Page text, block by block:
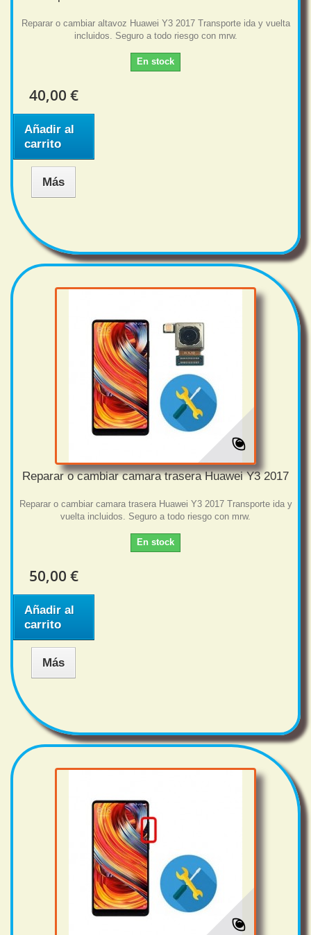
Reparar o cambiar altavoz Huawei Y3 2017 Transporte ida y vuelta
incluidos. Seguro a todo riesgo con mrw.
En stock
40,00 €
Añadir al
carrito
Más
Reparar o cambiar camara trasera Huawei Y3 2017
Reparar o cambiar camara trasera Huawei Y3 2017 Transporte ida y
vuelta incluidos. Seguro a todo riesgo con mrw.
En stock
50,00 €
Añadir al
carrito
Más